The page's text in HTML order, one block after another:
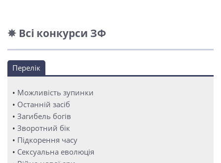
✵ Всі конкурси ЗФ
Перелік
• Можливість зупинки
• Останній засіб
• Загибель богів
• Зворотний бік
• Підкорення часу
• Сексуальна еволюція